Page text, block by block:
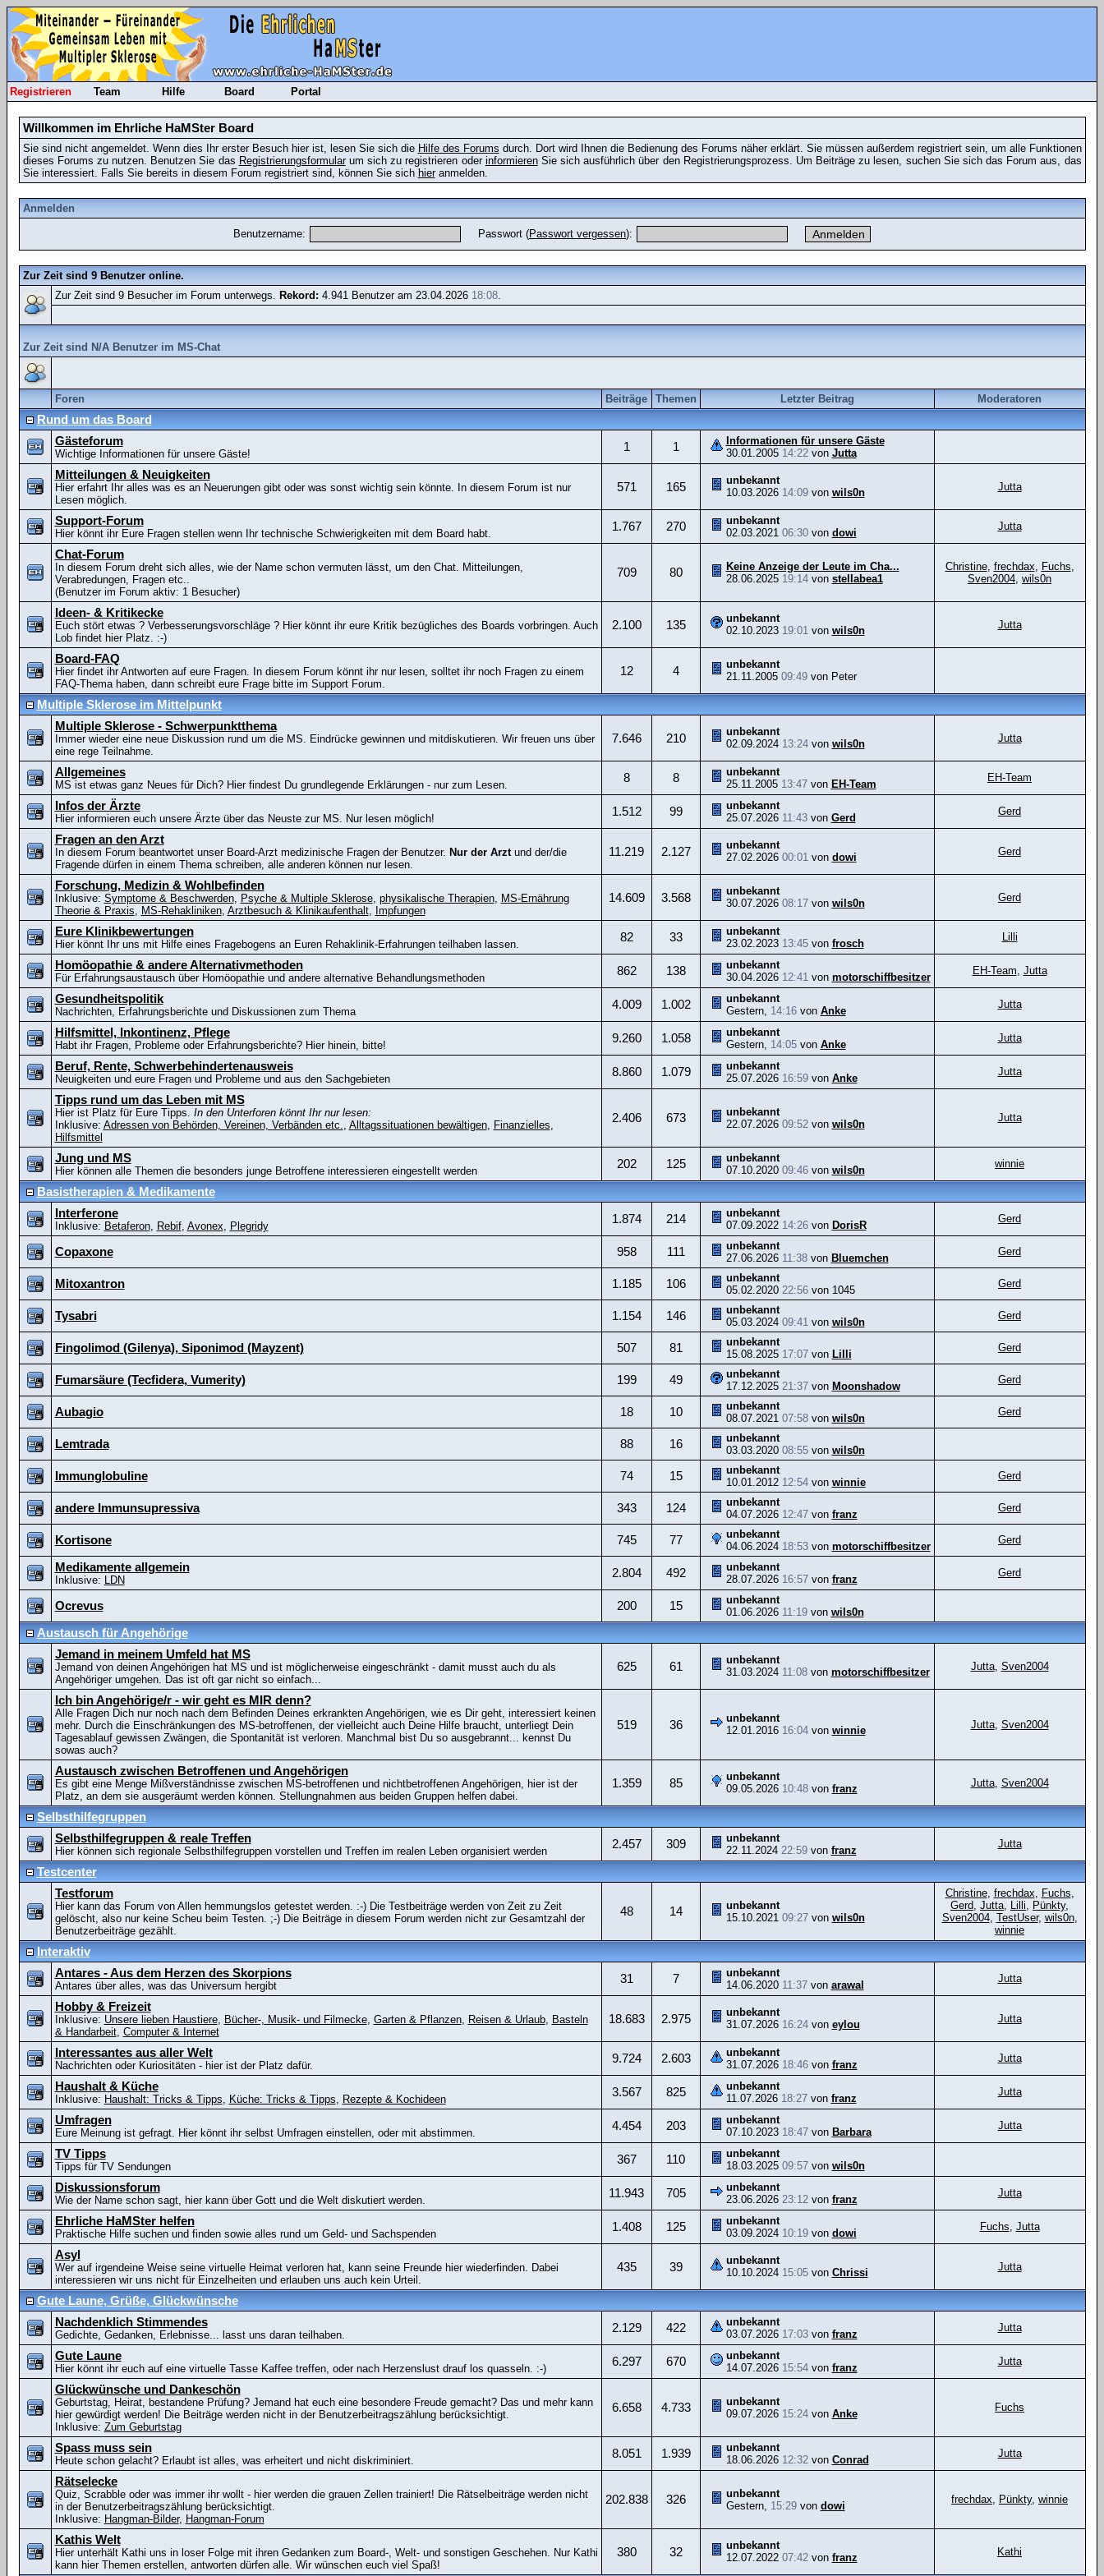
Registrieren Team Hilfe Board Portal
Willkommen im Ehrliche HaMSter Board
Sie sind nicht angemeldet. Wenn dies Ihr erster Besuch hier ist, lesen Sie sich die Hilfe des Forums durch. Dort wird Ihnen die Bedienung des Forums näher erklärt. Sie müssen außerdem registriert sein, um alle Funktionen
dieses Forums zu nutzen. Benutzen Sie das Registrierungsformularum sich zu registrieren oder informierenSie sich ausführlich über den Registrierungsprozess. Um Beiträge zu lesen, suchen Sie sich das Forum aus, das
Sie interessiert. Falls Sie bereits in diesem Forum registriert sind, können Sie sich hieranmelden.
Anmelden
Benutzername: Passwort (Passwort vergessen):
Zur Zeit sind 9 Benutzer online.
Zur Zeit sind 9 Besucher im Forum unterwegs. Rekord: 4.941 Benutzer am 23.04.2026 18:08.
Zur Zeit sind N/A Benutzer im MS-Chat
Foren Beiträge Themen Letzter Beitrag Moderatoren
Rund um das Board
Gästeforum
Wichtige Informationen für unsere Gäste!
1 1
Informationen für unsere Gäste
30.01.2005 14:22von Jutta
Mitteilungen & Neuigkeiten
Hier erfahrt Ihr alles was es an Neuerungen gibt oder was sonst wichtig sein könnte. In diesem Forum ist nur
Lesen möglich.
571 165
unbekannt
10.03.2026 14:09von wils0n Jutta
Support-Forum
Hier könnt ihr Eure Fragen stellen wenn Ihr technische Schwierigkeiten mit dem Board habt.
1.767 270
unbekannt
02.03.2021 06:30von dowi
Jutta
Chat-Forum
In diesem Forum dreht sich alles, wie der Name schon vermuten lässt, um den Chat. Mitteilungen,
Verabredungen, Fragen etc..
(Benutzer im Forum aktiv: 1 Besucher)
709 80
Keine Anzeige der Leute im Cha...
28.06.2025 19:14von stellabea1
Christine, frechdax, Fuchs,
Sven2004, wils0n
Ideen- & Kritikecke
Euch stört etwas ? Verbesserungsvorschläge ? Hier könnt ihr eure Kritik bezügliches des Boards vorbringen. Auch
Lob findet hier Platz. :-)
2.100 135
unbekannt
02.10.2023 19:01von wils0n Jutta
Board-FAQ
Hier findet ihr Antworten auf eure Fragen. In diesem Forum könnt ihr nur lesen, solltet ihr noch Fragen zu einem
FAQ-Thema haben, dann schreibt eure Frage bitte im Support Forum.
12 4
unbekannt
21.11.2005 09:49von Peter
Multiple Sklerose im Mittelpunkt
Multiple Sklerose - Schwerpunktthema
Immer wieder eine neue Diskussion rund um die MS. Eindrücke gewinnen und mitdiskutieren. Wir freuen uns über
eine rege Teilnahme.
7.646 210
unbekannt
02.09.2024 13:24von wils0n Jutta
Allgemeines
MS ist etwas ganz Neues für Dich? Hier findest Du grundlegende Erklärungen - nur zum Lesen.
8 8
unbekannt
25.11.2005 13:47von EH-Team
EH-Team
Infos der Ärzte
Hier informieren euch unsere Ärzte über das Neuste zur MS. Nur lesen möglich!
1.512 99
unbekannt
25.07.2026 11:43von Gerd
Gerd
Fragen an den Arzt
In diesem Forum beantwortet unser Board-Arzt medizinische Fragen der Benutzer. Nur der Arztund der/die
Fragende dürfen in einem Thema schreiben, alle anderen können nur lesen.
11.219 2.127
unbekannt
27.02.2026 00:01von dowi Gerd
Forschung, Medizin & Wohlbefinden
Inklusive: Symptome & Beschwerden, Psyche & Multiple Sklerose, physikalische Therapien, MS-Ernährung
Theorie & Praxis, MS-Rehakliniken, Arztbesuch & Klinikaufenthalt, Impfungen
14.609 3.568
unbekannt
30.07.2026 08:17von wils0n Gerd
Eure Klinikbewertungen
Hier könnt Ihr uns mit Hilfe eines Fragebogens an Euren Rehaklinik-Erfahrungen teilhaben lassen.
82 33
unbekannt
23.02.2023 13:45von frosch
Lilli
Homöopathie & andere Alternativmethoden
Für Erfahrungsaustausch über Homöopathie und andere alternative Behandlungsmethoden
862 138
unbekannt
30.04.2026 12:41von motorschiffbesitzer
EH-Team, Jutta
Gesundheitspolitik
Nachrichten, Erfahrungsberichte und Diskussionen zum Thema
4.009 1.002
unbekannt
Gestern, 14:16von Anke
Jutta
Hilfsmittel, Inkontinenz, Pflege
Habt ihr Fragen, Probleme oder Erfahrungsberichte? Hier hinein, bitte!
9.260 1.058
unbekannt
Gestern, 14:05von Anke
Jutta
Beruf, Rente, Schwerbehindertenausweis
Neuigkeiten und eure Fragen und Probleme und aus den Sachgebieten
8.860 1.079
unbekannt
25.07.2026 16:59von Anke
Jutta
Tipps rund um das Leben mit MS
Hier ist Platz für Eure Tipps. In den Unterforen könnt Ihr nur lesen:
Inklusive: Adressen von Behörden, Vereinen, Verbänden etc., Alltagssituationen bewältigen, Finanzielles,
Hilfsmittel
2.406 673
unbekannt
22.07.2026 09:52von wils0n
Jutta
Jung und MS
Hier können alle Themen die besonders junge Betroffene interessieren eingestellt werden
202 125
unbekannt
07.10.2020 09:46von wils0n
winnie
Basistherapien & Medikamente
Interferone
Inklusive: Betaferon, Rebif, Avonex, Plegridy
1.874 214
unbekannt
07.09.2022 14:26von DorisR
Gerd
Copaxone 958 111
unbekannt
27.06.2026 11:38von Bluemchen
Gerd
Mitoxantron 1.185 106
unbekannt
05.02.2020 22:56von 1045
Gerd
Tysabri 1.154 146
unbekannt
05.03.2024 09:41von wils0n
Gerd
Fingolimod (Gilenya), Siponimod (Mayzent) 507 81
unbekannt
15.08.2025 17:07von Lilli
Gerd
Fumarsäure (Tecfidera, Vumerity) 199 49
unbekannt
17.12.2025 21:37von Moonshadow
Gerd
Aubagio 18 10
unbekannt
08.07.2021 07:58von wils0n
Gerd
Lemtrada 88 16
unbekannt
03.03.2020 08:55von wils0n
Immunglobuline 74 15
unbekannt
10.01.2012 12:54von winnie
Gerd
andere Immunsupressiva 343 124
unbekannt
04.07.2026 12:47von franz
Gerd
Kortisone 745 77
unbekannt
04.06.2024 18:53von motorschiffbesitzer
Gerd
Medikamente allgemein
Inklusive: LDN
2.804 492
unbekannt
28.07.2026 16:57von franz
Gerd
Ocrevus 200 15
unbekannt
01.06.2026 11:19von wils0n
Austausch für Angehörige
Jemand in meinem Umfeld hat MS
Jemand von deinen Angehörigen hat MS und ist möglicherweise eingeschränkt - damit musst auch du als
Angehöriger umgehen. Das ist oft gar nicht so einfach...
625 61
unbekannt
31.03.2024 11:08von motorschiffbesitzer Jutta, Sven2004
Ich bin Angehörige/r - wir geht es MIR denn?
Alle Fragen Dich nur noch nach dem Befinden Deines erkrankten Angehörigen, wie es Dir geht, interessiert keinen
mehr. Durch die Einschränkungen des MS-betroffenen, der vielleicht auch Deine Hilfe braucht, unterliegt Dein
Tagesablauf gewissen Zwängen, die Spontanität ist verloren. Manchmal bist Du so ausgebrannt... kennst Du
sowas auch?
519 36
unbekannt
12.01.2016 16:04von winnie Jutta, Sven2004
Austausch zwischen Betroffenen und Angehörigen
Es gibt eine Menge Mißverständnisse zwischen MS-betroffenen und nichtbetroffenen Angehörigen, hier ist der
Platz, an dem sie ausgeräumt werden können. Stellungnahmen aus beiden Gruppen helfen dabei.
1.359 85
unbekannt
09.05.2026 10:48von franz Jutta, Sven2004
Selbsthilfegruppen
Selbsthilfegruppen & reale Treffen
Hier können sich regionale Selbsthilfegruppen vorstellen und Treffen im realen Leben organisiert werden
2.457 309
unbekannt
22.11.2024 22:59von franz
Jutta
Testcenter
Testforum
Hier kann das Forum von Allen hemmungslos getestet werden. :-) Die Testbeiträge werden von Zeit zu Zeit
gelöscht, also nur keine Scheu beim Testen. ;-) Die Beiträge in diesem Forum werden nicht zur Gesamtzahl der
Benutzerbeiträge gezählt.
48 14
unbekannt
15.10.2021 09:27von wils0n
Christine, frechdax, Fuchs,
Gerd, Jutta, Lilli, Pünkty,
Sven2004, TestUser, wils0n,
winnie
Interaktiv
Antares - Aus dem Herzen des Skorpions
Antares über alles, was das Universum hergibt
31 7
unbekannt
14.06.2020 11:37von arawal
Jutta
Hobby & Freizeit
Inklusive: Unsere lieben Haustiere, Bücher-, Musik- und Filmecke, Garten & Pflanzen, Reisen & Urlaub, Basteln
& Handarbeit, Computer & Internet
18.683 2.975
unbekannt
31.07.2026 16:24von eylou Jutta
Interessantes aus aller Welt
Nachrichten oder Kuriositäten - hier ist der Platz dafür.
9.724 2.603
unbekannt
31.07.2026 18:46von franz
Jutta
Haushalt & Küche
Inklusive: Haushalt: Tricks & Tipps, Küche: Tricks & Tipps, Rezepte & Kochideen
3.567 825
unbekannt
11.07.2026 18:27von franz
Jutta
Umfragen
Eure Meinung ist gefragt. Hier könnt ihr selbst Umfragen einstellen, oder mit abstimmen.
4.454 203
unbekannt
07.10.2023 18:47von Barbara
Jutta
TV Tipps
Tipps für TV Sendungen
367 110
unbekannt
18.03.2025 09:57von wils0n
Diskussionsforum
Wie der Name schon sagt, hier kann über Gott und die Welt diskutiert werden.
11.943 705
unbekannt
23.06.2026 23:12von franz
Jutta
Ehrliche HaMSter helfen
Praktische Hilfe suchen und finden sowie alles rund um Geld- und Sachspenden
1.408 125
unbekannt
03.09.2024 10:19von dowi
Fuchs, Jutta
Asyl
Wer auf irgendeine Weise seine virtuelle Heimat verloren hat, kann seine Freunde hier wiederfinden. Dabei
interessieren wir uns nicht für Einzelheiten und erlauben uns auch kein Urteil.
435 39
unbekannt
10.10.2024 15:05von Chrissi Jutta
Gute Laune, Grüße, Glückwünsche
Nachdenklich Stimmendes
Gedichte, Gedanken, Erlebnisse... lasst uns daran teilhaben.
2.129 422
unbekannt
03.07.2026 17:03von franz
Jutta
Gute Laune
Hier könnt ihr euch auf eine virtuelle Tasse Kaffee treffen, oder nach Herzenslust drauf los quasseln. :-)
6.297 670
unbekannt
14.07.2026 15:54von franz
Jutta
Glückwünsche und Dankeschön
Geburtstag, Heirat, bestandene Prüfung? Jemand hat euch eine besondere Freude gemacht? Das und mehr kann
hier gewürdigt werden! Die Beiträge werden nicht in der Benutzerbeitragszählung berücksichtigt.
Inklusive: Zum Geburtstag
6.658 4.733
unbekannt
09.07.2026 15:24von Anke
Fuchs
Spass muss sein
Heute schon gelacht? Erlaubt ist alles, was erheitert und nicht diskriminiert.
8.051 1.939
unbekannt
18.06.2026 12:32von Conrad
Jutta
Rätselecke
Quiz, Scrabble oder was immer ihr wollt - hier werden die grauen Zellen trainiert! Die Rätselbeiträge werden nicht
in der Benutzerbeitragszählung berücksichtigt.
Inklusive: Hangman-Bilder, Hangman-Forum
202.838 326
unbekannt
Gestern, 15:29von dowi
frechdax, Pünkty, winnie
Kathis Welt
Hier unterhält Kathi uns in loser Folge mit ihren Gedanken zum Board-, Welt- und sonstigen Geschehen. Nur Kathi
kann hier Themen erstellen, antworten dürfen alle. Wir wünschen euch viel Spaß!
380 32
unbekannt
12.07.2022 07:42von franz Kathi